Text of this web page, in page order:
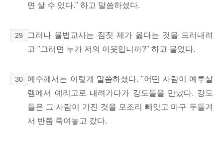
면 살 수 있다." 하고 말씀하셨다.
29
그러나 율법교사는 짐짓 제가 옳다는 것을 드러내려
고 "그러면 누가 저의 이웃입니까?" 하고 물었다.
30
예수께서는 이렇게 말씀하셨다. "어떤 사람이 예루살
렘에서 예리고로 내려가다가 강도들을 만났다. 강도
들은 그 사람이 가진 것을 모조리 빼앗고 마구 두들겨
서 반쯤 죽여놓고 갔다.